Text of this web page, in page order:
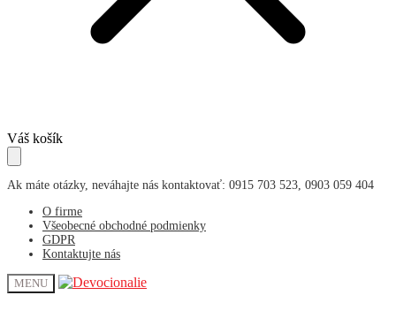
Skip
to
navigation
Skip
to
content
Váš košík
Ak máte otázky, neváhajte nás kontaktovať: 0915 703 523, 0903 059 404
O firme
Všeobecné obchodné podmienky
GDPR
Kontaktujte nás
MENU